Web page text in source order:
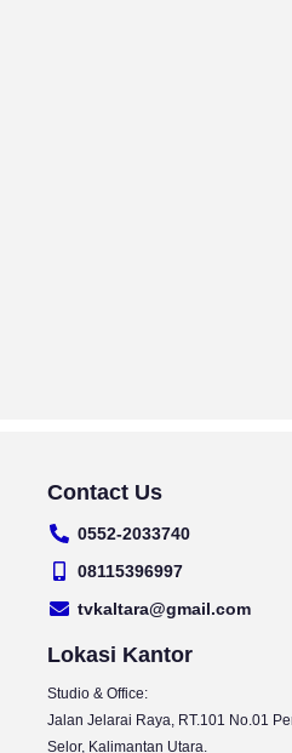
Contact Us
0552-2033740
08115396997
tvkaltara@gmail.com
Lokasi Kantor
Studio &
Jalan Jelarai Raya, RT.101 No.01
Selor, Kalimantan Utara.